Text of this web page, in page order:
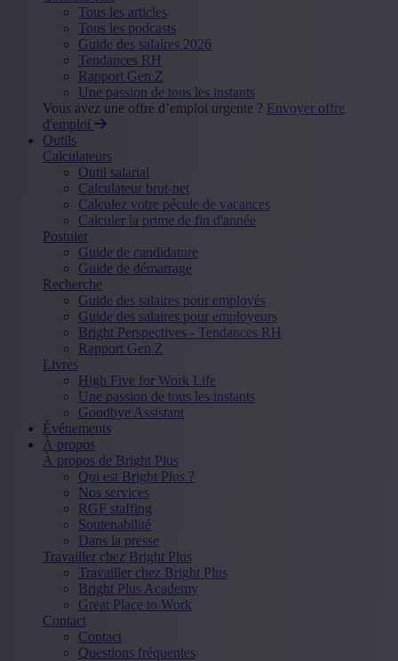
Tous les articles
Tous les podcasts
Guide des salaires 2026
Tendances RH
Rapport Gen Z
Une passion de tous les instants
Vous avez une offre d’emploi urgente ? Envoyer offre
d'emploi
Outils
Calculateurs
Outil salarial
Calculateur brut-net
Calculez votre pécule de vacances
Calculer la prime de fin d'année
Postuler
Guide de candidature
Guide de démarrage
Recherche
Guide des salaires pour employés
Guide des salaires pour employeurs
Bright Perspectives - Tendances RH
Rapport Gen Z
Livres
High Five for Work Life
Une passion de tous les instants
Goodbye Assistant
Événements
À propos
À propos de Bright Plus
Qui est Bright Plus ?
Nos services
RGF staffing
Soutenabilité
Dans la presse
Travailler chez Bright Plus
Travailler chez Bright Plus
Bright Plus Academy
Great Place to Work
Contact
Contact
Questions fréquentes